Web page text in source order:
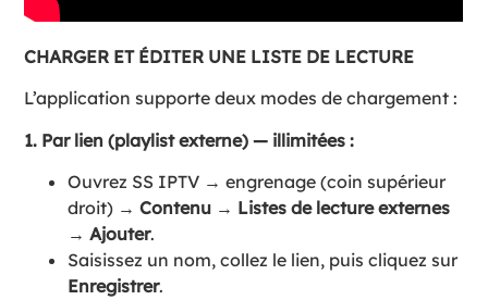
CHARGER ET ÉDITER UNE LISTE DE LECTURE
L’application supporte deux modes de chargement :
1. Par lien (playlist externe) — illimitées :
Ouvrez SS IPTV → engrenage (coin supérieur
droit) →Contenu → Listes de lecture externes
→Ajouter.
Saisissez un nom, collez le lien, puis cliquez sur
Enregistrer.